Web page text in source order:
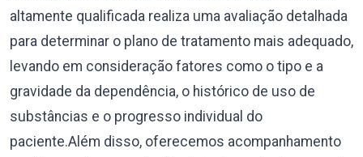
altamente qualificada realiza uma avaliação detalhada
para determinar o plano de tratamento mais adequado,
levando em consideração fatores como o tipo e a
gravidade da dependência, o histórico de uso de
substâncias e o progresso individual do
paciente.Além disso, oferecemos acompanhamento